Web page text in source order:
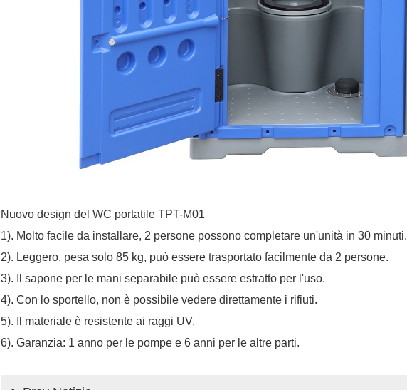
Nuovo design del WC portatile TPT-M01
1). Molto facile da installare, 2 persone possono completare un'unità in 30 minuti.
2). Leggero, pesa solo 85 kg, può essere trasportato facilmente da 2 persone.
3). Il sapone per le mani separabile può essere estratto per l'uso.
4). Con lo sportello, non è possibile vedere direttamente i rifiuti.
5). Il materiale è resistente ai raggi UV.
6). Garanzia: 1 anno per le pompe e 6 anni per le altre parti.